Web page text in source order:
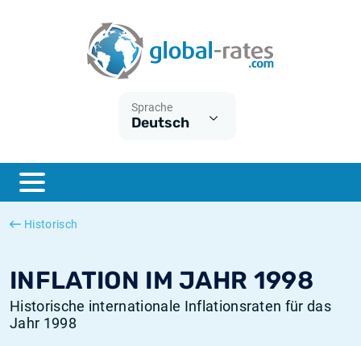
Sprache
Deutsch
Historisch
INFLATION IM JAHR 1998
Historische internationale Inflationsraten für das
Jahr 1998
ESTER
SONIA
Was ist die VPI-Inflation?
Was ist die HVPI-Inflation?
Deutsche inflation
Europäische inflation
Historische Euribor-Sätze
Historische ESTER-Sätze
Historische SOFR-Sätze
Historische SONIA-Sätze
Inflationsrechner